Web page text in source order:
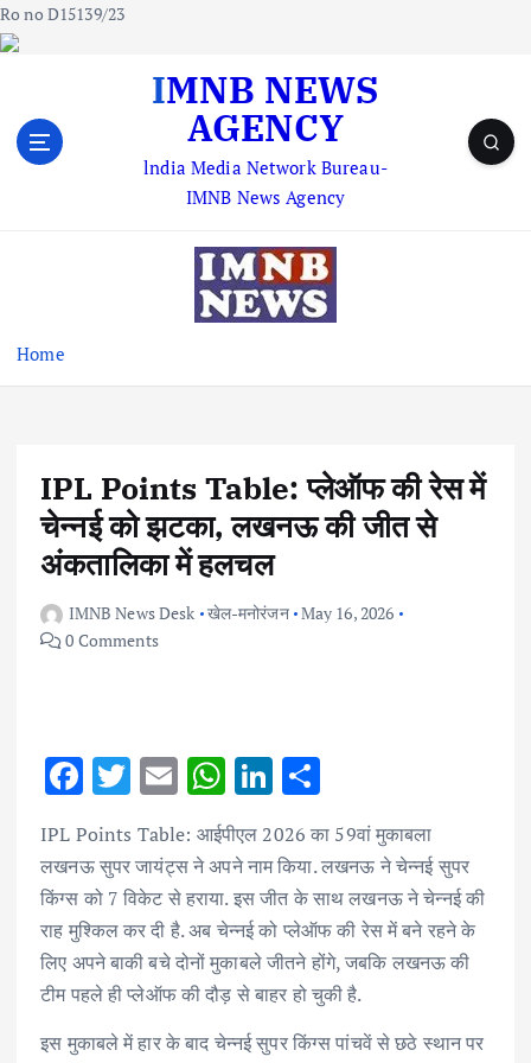
Ro no D15139/23
IMNB NEWS
AGENCY
lndia Media Network Bureau-
IMNB News Agency
Home
IPL Points Table: प्लेऑफ की रेस में
चेन्नई को झटका, लखनऊ की जीत से
अंकतालिका में हलचल
IMNB News Desk खेल-मनोरंजन May 16, 2026
0 Comments
F
ac
e
b
o
o
k
T
it
te
r
E
ai
l
W
h
at
s
A
p
p
Li
k
e
dI
n
h
ar
e
IPL Points Table: आईपीएल 2026 का 59वां मुकाबला
लखनऊ सुपर जायंट्स ने अपने नाम किया. लखनऊ ने चेन्नई सुपर
किंग्स को 7 विकेट से हराया. इस जीत के साथ लखनऊ ने चेन्नई की
राह मुश्किल कर दी है. अब चेन्नई को प्लेऑफ की रेस में बने रहने के
लिए अपने बाकी बचे दोनों मुकाबले जीतने होंगे, जबकि लखनऊ की
टीम पहले ही प्लेऑफ की दौड़ से बाहर हो चुकी है.
इस मुकाबले में हार के बाद चेन्नई सुपर किंग्स पांचवें से छठे स्थान पर